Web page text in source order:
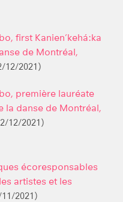
first Kanien’kehá:ka
de Montréal,
12/2021)
première lauréate
la danse de Montréal,
12/2021)
écoresponsables
artistes et les
2021)